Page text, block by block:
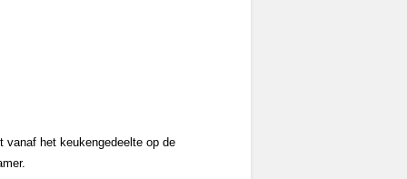
vanaf het keukengedeelte op de